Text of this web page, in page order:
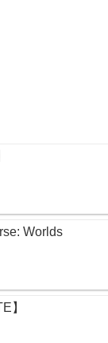
Worlds
】